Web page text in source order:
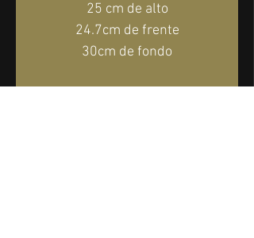
25 cm de alto
24.7cm de frente
30cm de fondo